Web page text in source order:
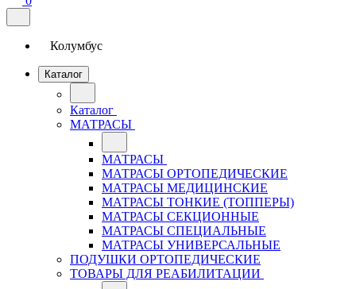
Колумбус
Каталог
Каталог
МАТРАСЫ
МАТРАСЫ
МАТРАСЫ ОРТОПЕДИЧЕСКИЕ
МАТРАСЫ МЕДИЦИНСКИЕ
МАТРАСЫ ТОНКИЕ (ТОППЕРЫ)
МАТРАСЫ СЕКЦИОННЫЕ
МАТРАСЫ СПЕЦИАЛЬНЫЕ
МАТРАСЫ УНИВЕРСАЛЬНЫЕ
ПОДУШКИ ОРТОПЕДИЧЕСКИЕ
ТОВАРЫ ДЛЯ РЕАБИЛИТАЦИИ